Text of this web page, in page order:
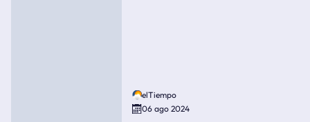
elTiempo
06 ago 2024